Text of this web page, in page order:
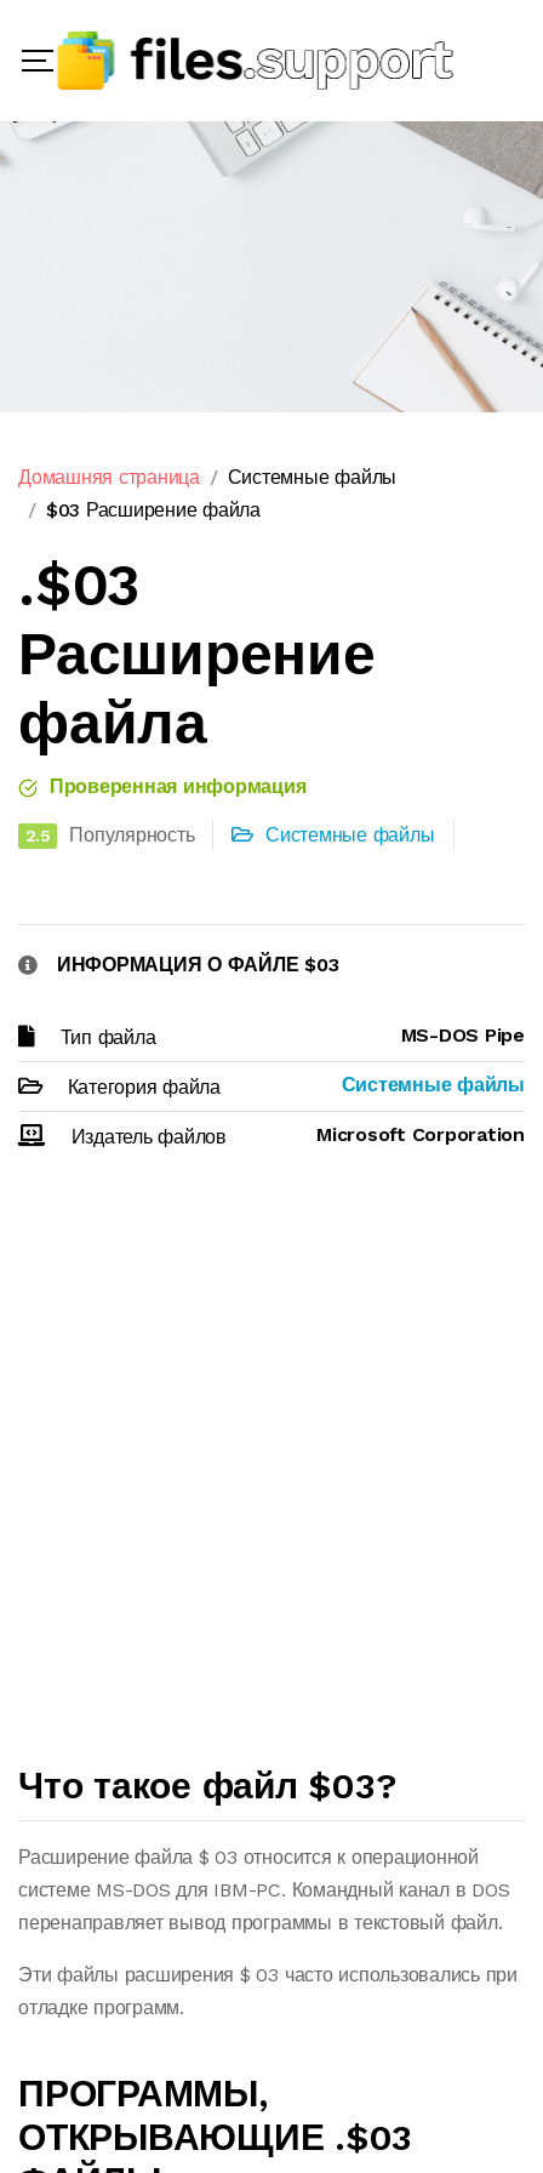
Домашняя страница
Системные файлы
$03 Расширение файла
.$03
Расширение
файла
Проверенная информация
2.5 Популярность Системные файлы
ИНФОРМАЦИЯ О ФАЙЛЕ $03
Тип файла MS-DOS Pipe
Категория файла Системные файлы
Издатель файлов Microsoft Corporation
Что такое файл $03?
Расширение файла $ 03 относится к операционной
системе MS-DOS для IBM-PC. Командный канал в DOS
перенаправляет вывод программы в текстовый файл.
Эти файлы расширения $ 03 часто использовались при
отладке программ.
ПРОГРАММЫ,
ОТКРЫВАЮЩИЕ .$03